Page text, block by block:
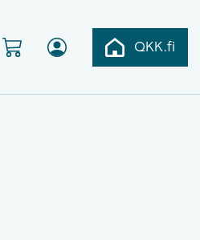
QKK.fi